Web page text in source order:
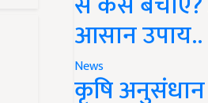
आसान उपाय..
News
कृषि अनुसंधान